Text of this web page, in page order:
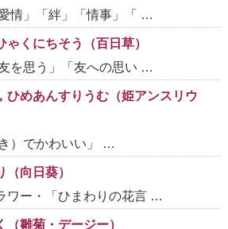
情」「絆」「情事」「 …
ゃくにちそう（百日草）
を思う」「友への思い …
ひめあんすりうむ（姫アンスリウ
）でかわいい」 …
（向日葵）
ワー・「ひまわりの花言 …
（雛菊・デージー）